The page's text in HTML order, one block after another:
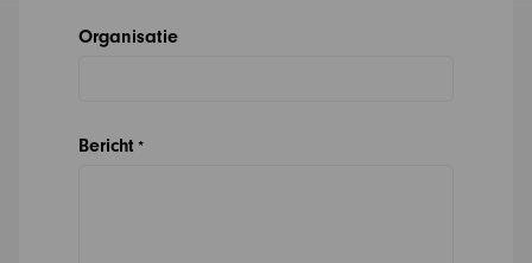
Organisatie
Bericht *